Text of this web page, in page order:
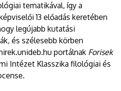
tematikával, így a
13 előadás keretében
legújabb kutatási
és szélesebb körben
portálnak Forisek
Intézet Klasszika filológiai és